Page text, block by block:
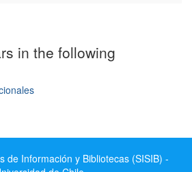
in the following
de Información y Bibliotecas (SISIB) -